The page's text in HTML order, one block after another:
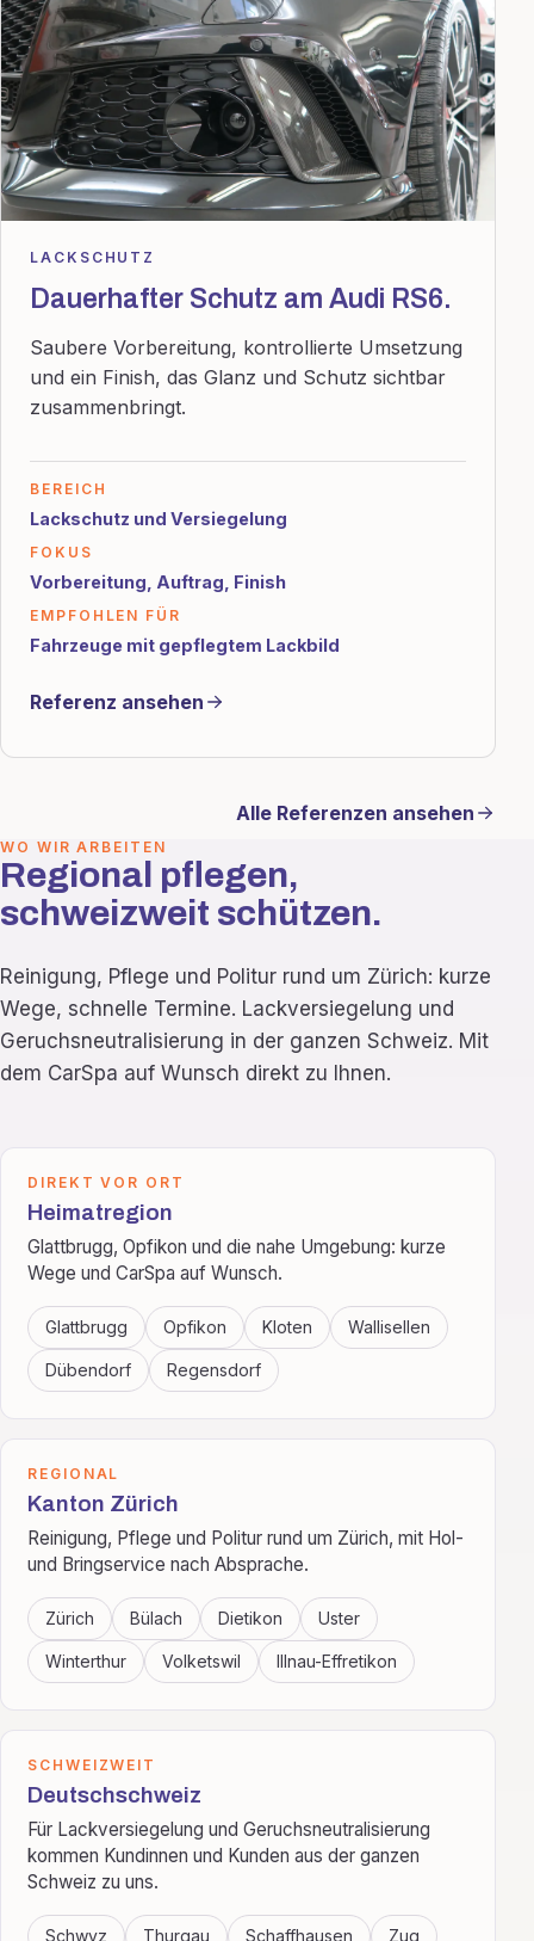
LACKSCHUTZ
Dauerhafter Schutz am Audi RS6.
Saubere Vorbereitung, kontrollierte Umsetzung
und ein Finish, das Glanz und Schutz sichtbar
zusammenbringt.
BEREICH
Lackschutz und Versiegelung
FOKUS
Vorbereitung, Auftrag, Finish
EMPFOHLEN FÜR
Fahrzeuge mit gepflegtem Lackbild
Referenz ansehen
Alle Referenzen ansehen
WO WIR ARBEITEN
Regional pflegen,
schweizweit schützen.
Reinigung, Pflege und Politur rund um Zürich: kurze
Wege, schnelle Termine. Lackversiegelung und
Geruchsneutralisierung in der ganzen Schweiz. Mit
dem CarSpa auf Wunsch direkt zu Ihnen.
DIREKT VOR ORT
Heimatregion
Glattbrugg, Opfikon und die nahe Umgebung: kurze
Wege und CarSpa auf Wunsch.
Glattbrugg Opfikon Kloten Wallisellen
Dübendorf Regensdorf
REGIONAL
Kanton Zürich
Reinigung, Pflege und Politur rund um Zürich, mit Hol-
und Bringservice nach Absprache.
Zürich Bülach Dietikon Uster
Winterthur Volketswil Illnau-Effretikon
SCHWEIZWEIT
Deutschschweiz
Für Lackversiegelung und Geruchsneutralisierung
kommen Kundinnen und Kunden aus der ganzen
Schweiz zu uns.
Schwyz Thurgau Schaffhausen Zug